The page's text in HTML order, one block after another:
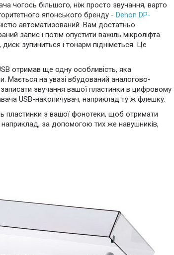
чогось більшого, ніж просто звучання, варто
японського бренду - Denon DP-
автоматизований. Вам достатньо
запис і потім опустити важіль мікроліфта.
зупиниться і тонарм підніметься. Це
отримав ще одну особливість, яка
Мається на увазі вбудований аналогово-
звучання вашої пластинки в цифровому
USB-накопичувач, наприклад ту ж флешку.
пластинки з вашої фонотеки, щоб отримати
за допомогою тих же навушників,